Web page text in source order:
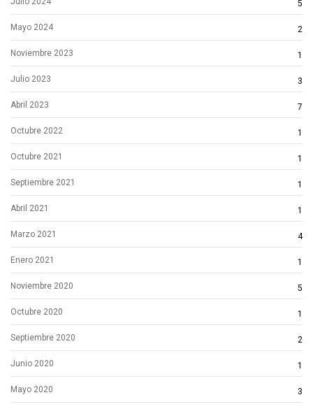
5
Mayo 2024 2
Noviembre 2023 1
Julio 2023 3
Abril 2023 7
Octubre 2022 1
Octubre 2021 1
Septiembre 2021 1
Abril 2021 1
Marzo 2021 4
Enero 2021 1
Noviembre 2020 5
Octubre 2020 1
Septiembre 2020 2
Junio 2020 1
Mayo 2020 3